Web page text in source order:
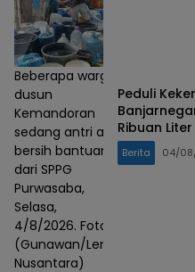
Beberapa warga
dusun
Kemandoran
sedang antri air
bersih bantuan
dari SPPG
Purwasaba,
Selasa,
4/8/2026. Foto :
(Gunawan/Lensa
Nusantara)
Peduli
Ribuan
Berita 04/